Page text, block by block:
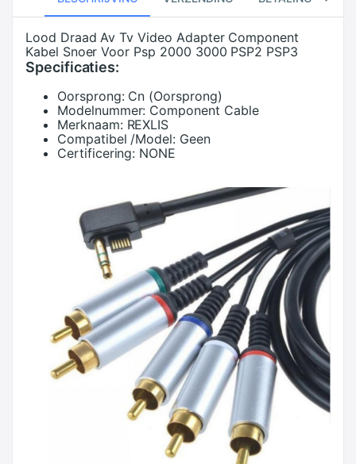
Lood Draad Av Tv Video Adapter Component
Kabel Snoer Voor Psp 2000 3000 PSP2 PSP3
Specificaties:
Oorsprong: Cn (Oorsprong)
Modelnummer: Component Cable
Merknaam: REXLIS
Compatibel /Model: Geen
Certificering: NONE